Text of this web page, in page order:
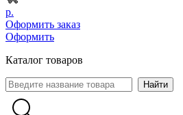
р.
Оформить заказ
Оформить
Каталог товаров